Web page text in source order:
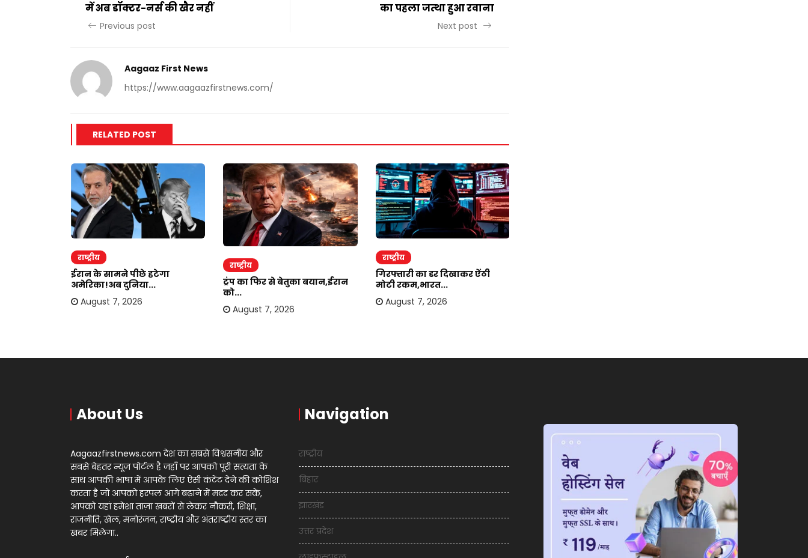
में अब डॉक्टर-नर्स की खैर नहीं
Previous post
का पहला जत्था हुआ रवाना
Next post
Aagaaz First News
https://www.aagaazfirstnews.com/
RELATED POST
राष्ट्रीय
ईरान के सामने पीछे हटेगा
अमेरिका!अब दुनिया...
August 7, 2026
राष्ट्रीय
ट्रंप का फिर से बेतुका बयान,ईरान
को...
August 7, 2026
राष्ट्रीय
गिरफ्तारी का डर दिखाकर ऐंठी
मोटी रकम,भारत...
August 7, 2026
About Us
Aagaazfirstnews.com देश का सबसे विश्वसनीय और
सबसे बेहतर न्यूज़ पोर्टल है जहाँ पर आपको पूरी सत्यता के
साथ आपकी भाषा में आपके लिए ऐसी कंटेंट देने की कोशिश
करता है जो आपको हरपल आगे बढ़ाने में मदद कर सकें,
आपको यहां हमेशा ताज़ा खबरों से लेकर नौकरी, शिक्षा,
राजनीति, खेल, मनोरंजन, राष्ट्रीय और अंतराष्ट्रीय स्तर का
खबर मिलेगा..
Navigation
राष्ट्रीय
बिहार
झारखंड
उत्तर प्रदेश